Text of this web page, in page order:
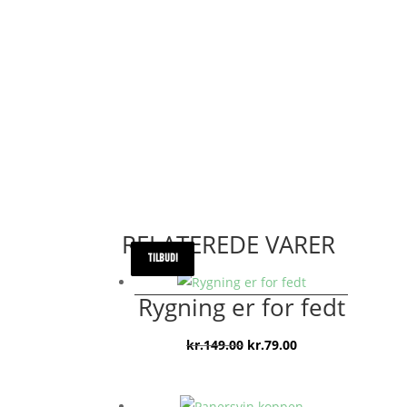
RELATEREDE VARER
TILBUD!
Rygning er for fedt
kr.149.00 Den
kr.79.00Den
TILBUD!
TILBUD!
TILBUD!